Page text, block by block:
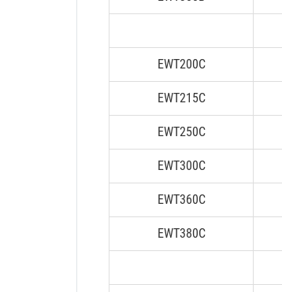
EWT200C
EWT215C
EWT250C
EWT300C
EWT360C
EWT380C